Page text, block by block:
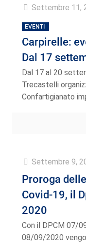
Settembre 11,
EVENTI
Carpirelle:
Dal 17
Dal 17 al 20
Trecastelli
Confartigianato
Settembre 9,
Proroga
Covid-19, il
2020
Con il DPCM 07/
08/09/2020